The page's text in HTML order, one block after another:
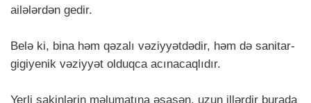
ailələrdən gedir.
Belə ki, bina həm qəzalı vəziyyətdədir, həm də sanitar-
gigiyenik vəziyyət olduqca acınacaqlıdır.
Yerli sakinlərin məlumatına əsasən, uzun illərdir burada